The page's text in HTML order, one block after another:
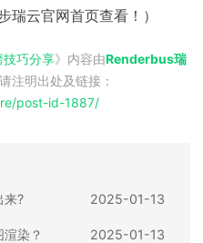
瑞云官网首页查看！）
技巧分享》内容由Renderbus瑞
注明出处及链接：
post-id-1887/
来?
2025-01-13
染？ 2025-01-13